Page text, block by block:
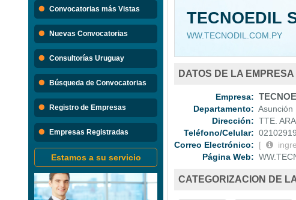
Consultorias Uruguay
Convocatorias más Vistas
Nuevas Convocatorias
Consultorías Uruguay
Búsqueda de Convocatorias
Registro de Empresas
Empresas Registradas
Estamos a su servicio
TECNOEDIL
WW.TECNODIL.COM.PY
DATOS DE LA EMPRESA
Empresa:
Departamento: Asunción
Dirección: TTE.
Teléfono/Celular:
Correo Electrónico:
[
Página Web:
CATEGORIZACION DE